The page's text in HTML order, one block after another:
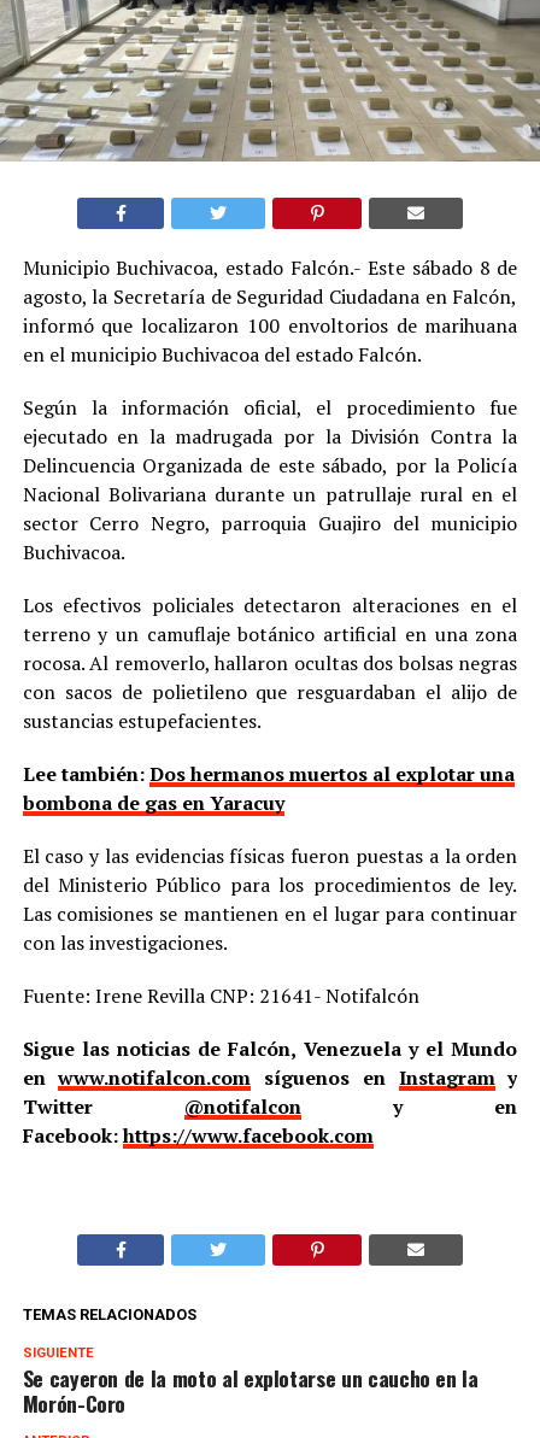
Municipio Buchivacoa, estado Falcón.- Este sábado 8 de
agosto, la Secretaría de Seguridad Ciudadana en Falcón,
informó que localizaron 100 envoltorios de marihuana
en el municipio Buchivacoa del estado Falcón.
Según la información oficial, el procedimiento fue
ejecutado en la madrugada por la División Contra la
Delincuencia Organizada de este sábado, por la Policía
Nacional Bolivariana durante un patrullaje rural en el
sector Cerro Negro, parroquia Guajiro del municipio
Buchivacoa.
Los efectivos policiales detectaron alteraciones en el
terreno y un camuflaje botánico artificial en una zona
rocosa. Al removerlo, hallaron ocultas dos bolsas negras
con sacos de polietileno que resguardaban el alijo de
sustancias estupefacientes.
Lee también:Dos hermanos muertos al explotar una
bombona de gas en Yaracuy
El caso y las evidencias físicas fueron puestas a la orden
del Ministerio Público para los procedimientos de ley.
Las comisiones se mantienen en el lugar para continuar
con las investigaciones.
Fuente: Irene Revilla CNP: 21641- Notifalcón
Sigue las noticias de Falcón, Venezuela y el Mundo
enwww.notifalcon.com síguenos en Instagramy
Twitter @notifalcony en
Facebook:https://www.facebook.com
TEMAS RELACIONADOS
SIGUIENTE
Se cayeron de la moto al explotarse un caucho en la
Morón-Coro